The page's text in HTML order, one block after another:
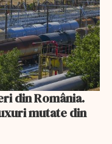
din România.
mutate din